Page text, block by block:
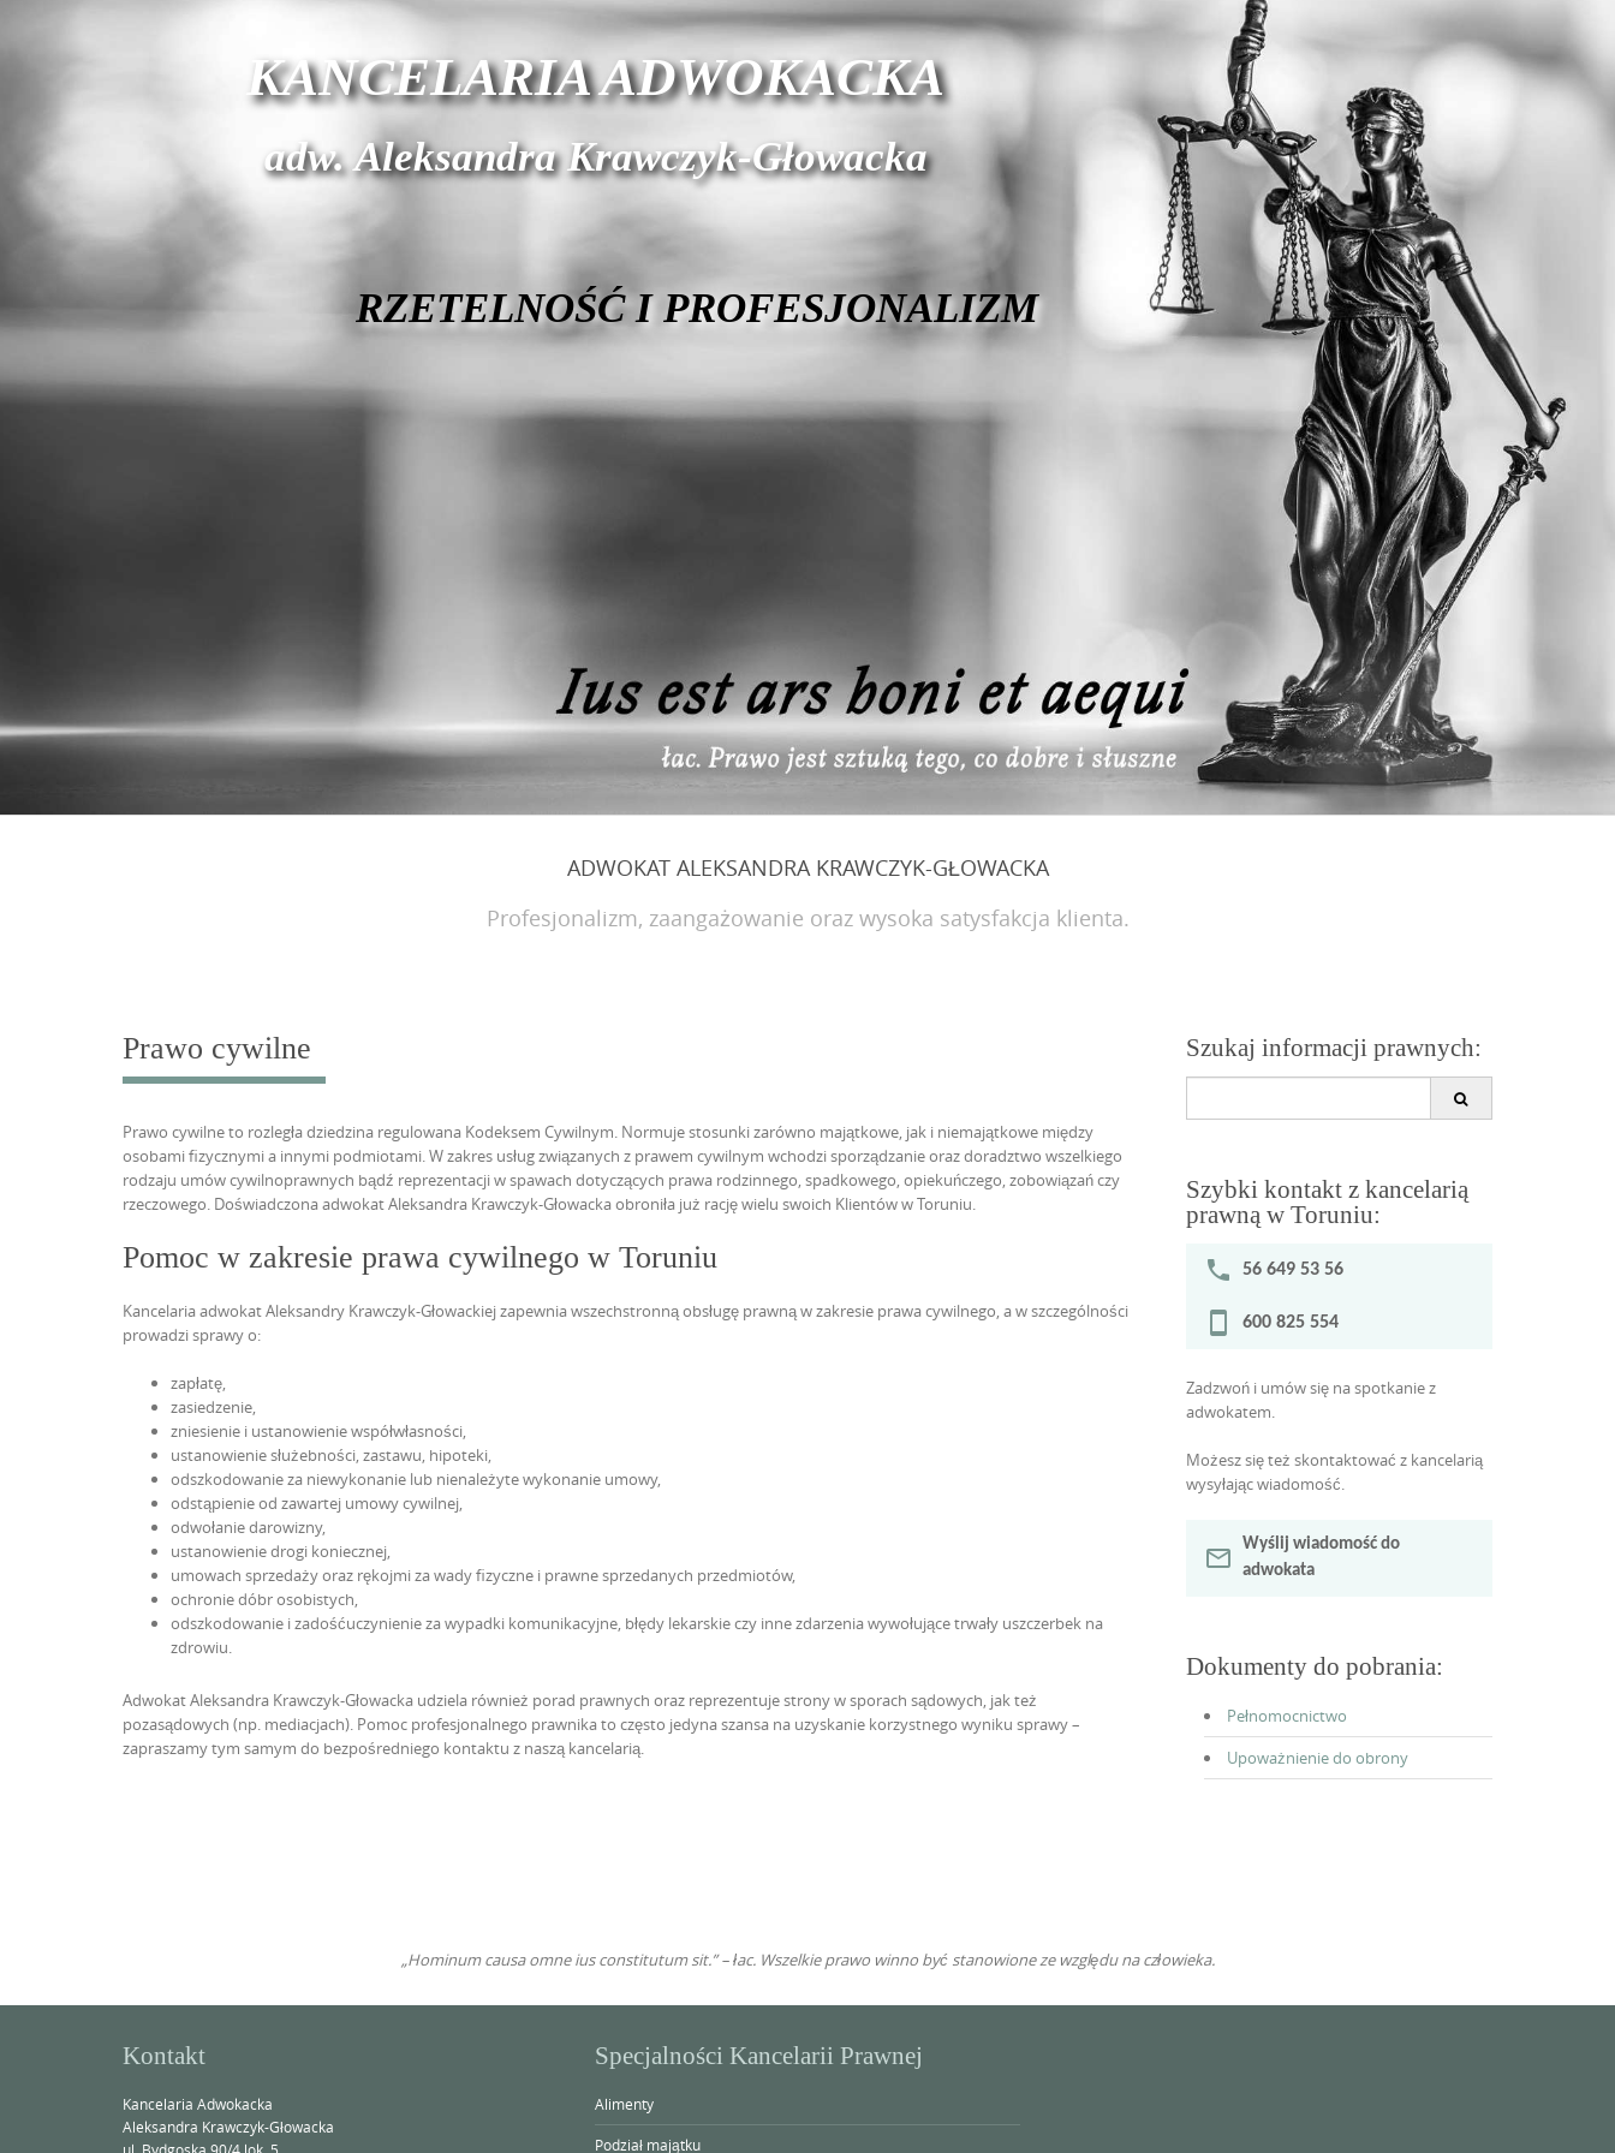
RZETELNOŚĆ I PROFESJONALIZM
KANCELARIA ADWOKACKA
adw. Aleksandra Krawczyk-Głowacka
ADWOKAT ALEKSANDRA KRAWCZYK-GŁOWACKA
Profesjonalizm, zaangażowanie oraz wysoka satysfakcja klienta.
Prawo cywilne
Prawo cywilne to rozległa dziedzina regulowana Kodeksem Cywilnym. Normuje stosunki zarówno majątkowe, jak i niemajątkowe między
osobami fizycznymi a innymi podmiotami. W zakres usług związanych z prawem cywilnym wchodzi sporządzanie oraz doradztwo wszelkiego
rodzaju umów cywilnoprawnych bądź reprezentacji w spawach dotyczących prawa rodzinnego, spadkowego, opiekuńczego, zobowiązań czy
rzeczowego. Doświadczona adwokat Aleksandra Krawczyk-Głowacka obroniła już rację wielu swoich Klientów w Toruniu.
Pomoc w zakresie prawa cywilnego w Toruniu
Kancelaria adwokat Aleksandry Krawczyk-Głowackiej zapewnia wszechstronną obsługę prawną w zakresie prawa cywilnego, a w szczególności
prowadzi sprawy o:
zapłatę,
zasiedzenie,
zniesienie i ustanowienie współwłasności,
ustanowienie służebności, zastawu, hipoteki,
odszkodowanie za niewykonanie lub nienależyte wykonanie umowy,
odstąpienie od zawartej umowy cywilnej,
odwołanie darowizny,
ustanowienie drogi koniecznej,
umowach sprzedaży oraz rękojmi za wady fizyczne i prawne sprzedanych przedmiotów,
ochronie dóbr osobistych,
odszkodowanie i zadośćuczynienie za wypadki komunikacyjne, błędy lekarskie czy inne zdarzenia wywołujące trwały uszczerbek na
zdrowiu.
Adwokat Aleksandra Krawczyk-Głowacka udziela również porad prawnych oraz reprezentuje strony w sporach sądowych, jak też
pozasądowych (np. mediacjach). Pomoc profesjonalnego prawnika to często jedyna szansa na uzyskanie korzystnego wyniku sprawy –
zapraszamy tym samym do bezpośredniego kontaktu z naszą kancelarią.
Szukaj informacji prawnych:
Szybki kontakt z kancelarią
prawną w Toruniu:
phone
56 649 53 56
stay_current_portrait 600 825 554
Zadzwoń i umów się na spotkanie z
adwokatem.
Możesz się też skontaktować z kancelarią
wysyłając wiadomość.
mail_outline
Wyślij wiadomość do
adwokata
Dokumenty do pobrania:
Pełnomocnictwo
Upoważnienie do obrony
„Hominum causa omne ius constitutum sit.” – łac. Wszelkie prawo winno być stanowione ze względu na człowieka.
Kontakt
Kancelaria Adwokacka
Aleksandra Krawczyk-Głowacka
Specjalności Kancelarii Prawnej
Alimenty
Podział majątku